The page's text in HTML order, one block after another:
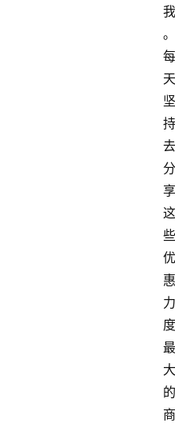
我
。
每
天
坚
持
去
分
享
这
些
优
惠
力
度
最
大
的
商